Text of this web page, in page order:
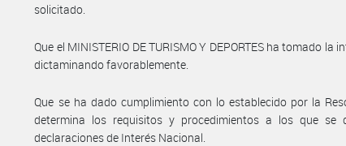
solicitado.
Que el MINISTERIO DE TURISMO Y DEPORTES ha tomado la
dictaminando favorablemente.
Que se ha dado cumplimiento con lo establecido por la
determina los requisitos y procedimientos a los que se
declaraciones de Interés Nacional.